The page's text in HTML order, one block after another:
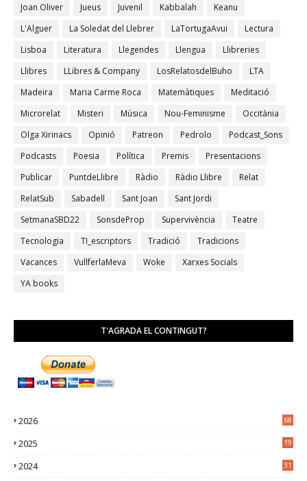
Joan Oliver
Jueus Juvenil Kabbalah
Keanu
L'Alguer
La Soledat del Llebrer LaTortugaAvui
Lectura
Lisboa
Literatura Llegendes Llengua
Llibreries
Llibres
LLibres & Company LosRelatosdelBuho
LTA
Madeira
Maria Carme Roca Matemàtiques
Meditació
Microrelat
Misteri Música Nou-Feminisme
Occitània
Olga Xirinacs
Opinió Patreon Pedrolo
Podcast_Sons
Podcasts
Poesia Política Premis
Presentacions
Publicar
PuntdeLlibre Ràdio Ràdio Llibre
Relat
RelatSub
Sabadell Sant Joan
Sant Jordi
SetmanaSBD22
SonsdeProp Supervivència
Teatre
Tecnologia
TI_escriptors Tradició
Tradicions
Vacances
VullferlaMeva Woke
Xarxes Socials
YA books
T'AGRADA EL CONTINGUT?
2026 68
2025
19
2024
31